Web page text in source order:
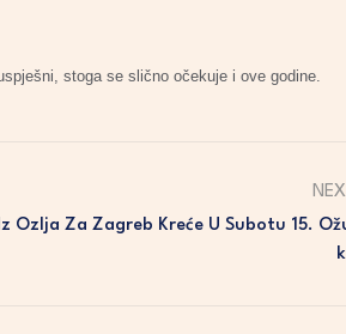
stoga se slično očekuje i ove godine.
Ozlja Za Zagreb Kreće U Subotu 15.